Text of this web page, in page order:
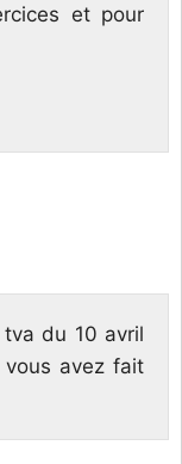
et pour
du 10 avril
avez fait